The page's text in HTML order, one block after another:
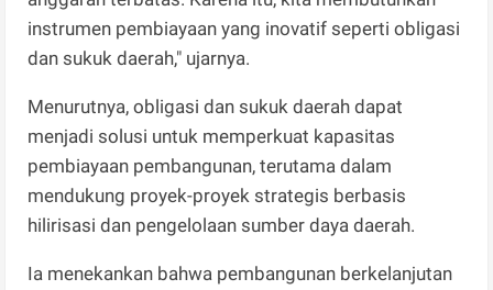
instrumen pembiayaan yang inovatif seperti obligasi
dan sukuk daerah," ujarnya.
Menurutnya, obligasi dan sukuk daerah dapat
menjadi solusi untuk memperkuat kapasitas
pembiayaan pembangunan, terutama dalam
mendukung proyek-proyek strategis berbasis
hilirisasi dan pengelolaan sumber daya daerah.
Ia menekankan bahwa pembangunan berkelanjutan